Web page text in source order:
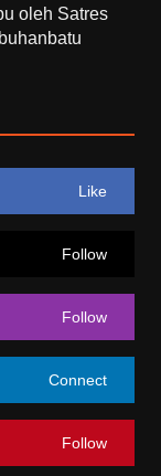
oleh Satres
Like
Follow
Follow
Connect
Follow